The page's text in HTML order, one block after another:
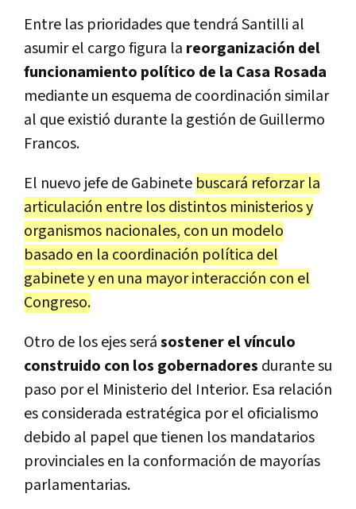
Entre las prioridades que tendrá Santilli al
asumir el cargo figura la reorganización del
funcionamiento político de la Casa Rosada
mediante un esquema de coordinación similar
al que existió durante la gestión de Guillermo
Francos.
El nuevo jefe de Gabinete buscará reforzar la
articulación entre los distintos ministerios y
organismos nacionales, con un modelo
basado en la coordinación política del
gabinete y en una mayor interacción con el
Congreso.
Otro de los ejes serásostener el vínculo
construido con los gobernadores durante su
paso por el Ministerio del Interior. Esa relación
es considerada estratégica por el oficialismo
debido al papel que tienen los mandatarios
provinciales en la conformación de mayorías
parlamentarias.